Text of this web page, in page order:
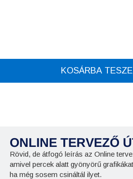
KOSÁRBA
ONLINE TERVEZŐ
Rövid, de átfogó leírás az Online
amivel percek alatt gyönyörű
ha még sosem csináltál ilyet.